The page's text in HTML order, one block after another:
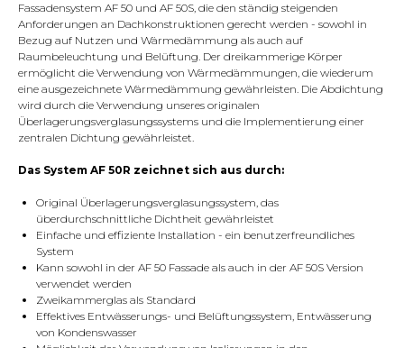
Fassadensystem AF 50 und AF 50S, die den ständig steigenden
Anforderungen an Dachkonstruktionen gerecht werden - sowohl in
Bezug auf Nutzen und Wärmedämmung als auch auf
Raumbeleuchtung und Belüftung. Der dreikammerige Körper
ermöglicht die Verwendung von Wärmedämmungen, die wiederum
eine ausgezeichnete Wärmedämmung gewährleisten. Die Abdichtung
wird durch die Verwendung unseres originalen
Überlagerungsverglasungssystems und die Implementierung einer
zentralen Dichtung gewährleistet.
Das System AF 50R zeichnet sich aus durch:
Original Überlagerungsverglasungssystem, das
überdurchschnittliche Dichtheit gewährleistet
Einfache und effiziente Installation - ein benutzerfreundliches
System
Kann sowohl in der AF 50 Fassade als auch in der AF 50S Version
verwendet werden
Zweikammerglas als Standard
Effektives Entwässerungs- und Belüftungssystem, Entwässerung
von Kondenswasser